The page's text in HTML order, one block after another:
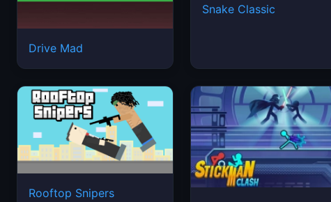
Drive Mad
Snake Classic
Rooftop Snipers